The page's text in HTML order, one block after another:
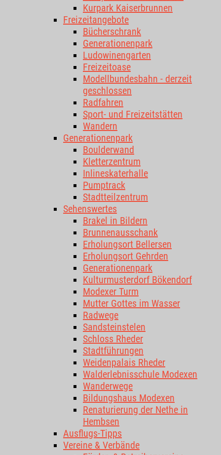
Kurpark Kaiserbrunnen
Freizeitangebote
Bücherschrank
Generationenpark
Ludowinengarten
Freizeitoase
Modellbundesbahn - derzeit
geschlossen
Radfahren
Sport- und Freizeitstätten
Wandern
Generationenpark
Boulderwand
Kletterzentrum
Inlineskaterhalle
Pumptrack
Stadtteilzentrum
Sehenswertes
Brakel in Bildern
Brunnenausschank
Erholungsort Bellersen
Erholungsort Gehrden
Generationenpark
Kulturmusterdorf Bökendorf
Modexer Turm
Mutter Gottes im Wasser
Radwege
Sandsteinstelen
Schloss Rheder
Stadtführungen
Weidenpalais Rheder
Walderlebnisschule Modexen
Wanderwege
Bildungshaus Modexen
Renaturierung der Nethe in
Hembsen
Ausflugs-Tipps
Vereine & Verbände